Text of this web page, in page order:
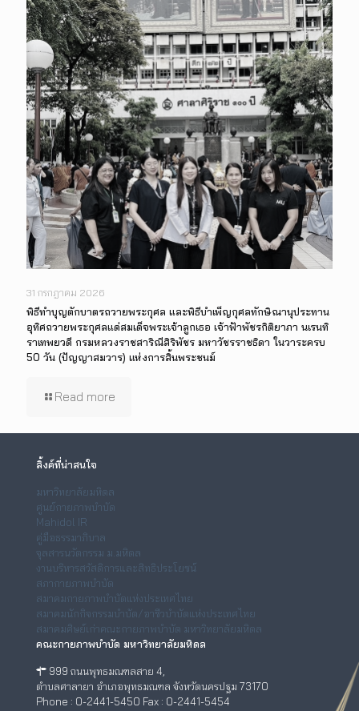
31 กรกฎาคม 2026
พิธีทำบุญตักบาตรถวายพระกุศล และพิธีบำเพ็ญกุศลทักษิณานุประทาน
อุทิศถวายพระกุศลแด่สมเด็จพระเจ้าลูกเธอ เจ้าฟ้าพัชรกิติยาภา นเรนทิ
ราเทพยวดี กรมหลวงราชสาริณีสิริพัชร มหาวัชรราชธิดา ในวาระครบ
50 วัน (ปัญญาสมวาร) แห่งการสิ้นพระชนม์
Read more
ลิ้งค์ที่น่าสนใจ
มหาวิทยาลัยมหิดล
ศูนย์กายภาพบำบัด
Mahidol IR
คู่มือธรรมาภิบาล
จุลสารนวัตกรรม ม.มหิดล
งานบริหารสวัสดิการและสิทธิประโยชน์
สภากายภาพบำบัด
สมาคมกายภาพบำบัดแห่งประเทศไทย
สมาคมนักกิจกรรมบำบัด/อาชีวบำบัดแห่งประเทศไทย
สมาคมศิษย์เก่าคณะกายภาพบำบัด มหาวิทยาลัยมหิดล
คณะกายภาพบำบัด มหาวิทยาลัยมหิดล
999 ถนนพุทธมณฑลสาย 4,
ตำบลศาลายา อำเภอพุทธมณฑล จังหวัดนครปฐม 73170
Phone : 0-2441-5450 Fax : 0-2441-5454